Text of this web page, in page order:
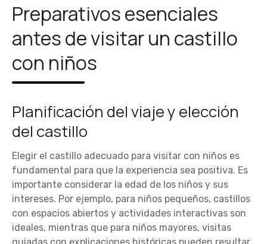
Preparativos esenciales
antes de visitar un castillo
con niños
Planificación del viaje y elección
del castillo
Elegir el castillo adecuado para visitar con niños es
fundamental para que la experiencia sea positiva. Es
importante considerar la edad de los niños y sus
intereses. Por ejemplo, para niños pequeños, castillos
con espacios abiertos y actividades interactivas son
ideales, mientras que para niños mayores, visitas